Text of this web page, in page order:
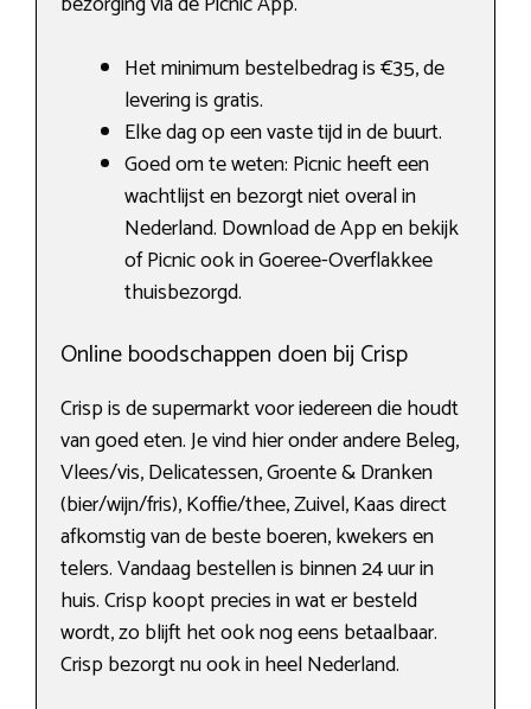
Het minimum bestelbedrag is €35, de
levering is gratis.
Elke dag op een vaste tijd in de buurt.
Goed om te weten: Picnic heeft een
wachtlijst en bezorgt niet overal in
Nederland. Download de App en bekijk
of Picnic ook in Goeree-Overflakkee
thuisbezorgd.
Online boodschappen doen bij Crisp
Crisp is de supermarkt voor iedereen die houdt
van goed eten. Je vind hier onder andere Beleg,
Vlees/vis, Delicatessen, Groente & Dranken
(bier/wijn/fris), Koffie/thee, Zuivel, Kaas direct
afkomstig van de beste boeren, kwekers en
telers. Vandaag bestellen is binnen 24 uur in
huis. Crisp koopt precies in wat er besteld
wordt, zo blijft het ook nog eens betaalbaar.
Crisp bezorgt nu ook in heel Nederland.